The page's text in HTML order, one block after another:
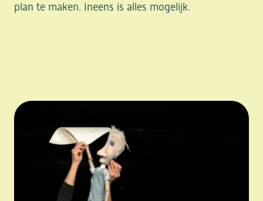
plan te maken. Ineens is alles mogelijk.